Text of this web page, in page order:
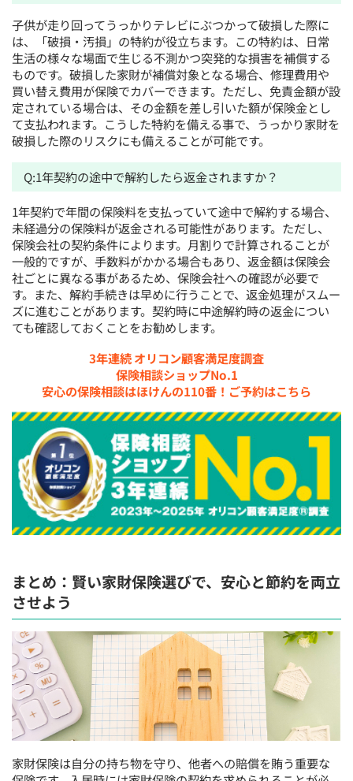
子供が走り回ってうっかりテレビにぶつかって破損した際に
は、「破損・汚損」の特約が役立ちます。この特約は、日常
生活の様々な場面で生じる不測かつ突発的な損害を補償する
ものです。破損した家財が補償対象となる場合、修理費用や
買い替え費用が保険でカバーできます。ただし、免責金額が設
定されている場合は、その金額を差し引いた額が保険金とし
て支払われます。こうした特約を備える事で、うっかり家財を
破損した際のリスクにも備えることが可能です。
Q:1年契約の途中で解約したら返金されますか？
1年契約で年間の保険料を支払っていて途中で解約する場合、
未経過分の保険料が返金される可能性があります。ただし、
保険会社の契約条件によります。月割りで計算されることが
一般的ですが、手数料がかかる場合もあり、返金額は保険会
社ごとに異なる事があるため、保険会社への確認が必要で
す。また、解約手続きは早めに行うことで、返金処理がスムー
ズに進むことがあります。契約時に中途解約時の返金につい
ても確認しておくことをお勧めします。
3年連続 オリコン顧客満足度調査
保険相談ショップNo.1
安心の保険相談はほけんの110番！ご予約はこちら
まとめ：賢い家財保険選びで、安心と節約を両立
させよう
家財保険は自分の持ち物を守り、他者への賠償を賄う重要な